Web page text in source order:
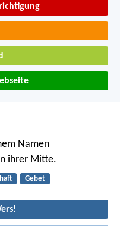
Namen
ihrer Mitte.
Gebet